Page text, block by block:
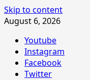
Skip to content
August 6, 2026
Youtube
Instagram
Facebook
Twitter